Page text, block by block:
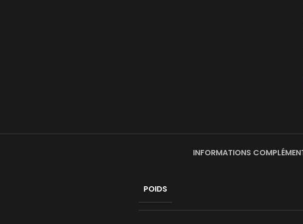
INFORMATIONS
POIDS